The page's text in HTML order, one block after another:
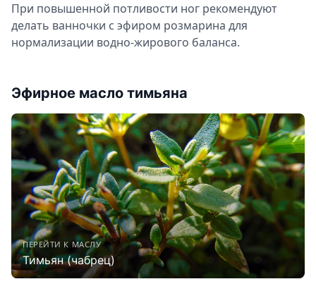
При повышенной потливости ног рекомендуют
делать ванночки с эфиром розмарина для
нормализации водно-жирового баланса.
Эфирное масло тимьяна
ПЕРЕЙТИ К МАСЛУ
Тимьян (чабрец)